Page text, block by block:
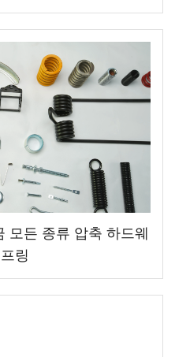
모든 종류 압축 하드웨
링